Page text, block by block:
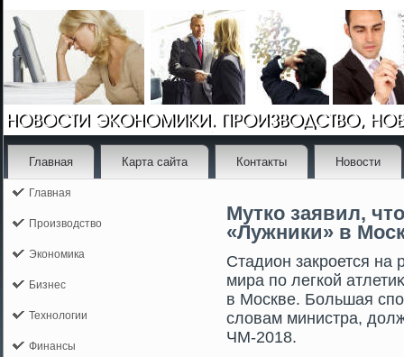
Главная Карта сайта Контакты Новости
Главная
Производство
Экономика
Бизнес
Технологии
Финансы
Мутко заявил,
«Лужники» в
Стадион закрοется на
мира по легкой
в Москве. Большая
словам министра,
ЧМ-2018.